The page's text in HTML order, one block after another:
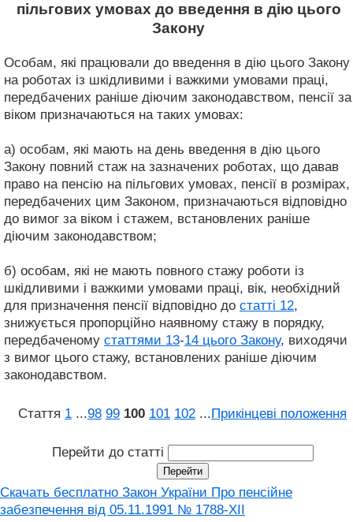
пільгових умовах до введення в дію цього
Закону
Особам, які працювали до введення в дію цього Закону
на роботах із шкідливими і важкими умовами праці,
передбачених раніше діючим законодавством, пенсії за
віком призначаються на таких умовах:
а) особам, які мають на день введення в дію цього
Закону повний стаж на зазначених роботах, що давав
право на пенсію на пільгових умовах, пенсії в розмірах,
передбачених цим Законом, призначаються відповідно
до вимог за віком і стажем, встановлених раніше
діючим законодавством;
б) особам, які не мають повного стажу роботи із
шкідливими і важкими умовами праці, вік, необхідний
для призначення пенсії відповідно до статті 12,
знижується пропорційно наявному стажу в порядку,
передбаченому статтями 13-14 цього Закону, виходячи
з вимог цього стажу, встановлених раніше діючим
законодавством.
Стаття 1 ...98 99 100 101 102 ...Прикінцеві положення
Перейти до статті
Скачать бесплатно Закон України Про пенсійне
забезпечення вiд 05.11.1991 № 1788-XII